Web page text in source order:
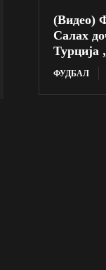
(Видео)
Салах
Турција
ФУДБАЛ